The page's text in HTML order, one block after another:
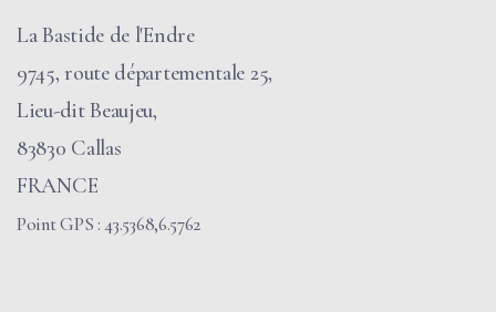
La Bastide de l'Endre
9745, route départementale 25,
Lieu-dit Beaujeu,
83830 Callas
FRANCE
Point GPS : 43.5368,6.5762